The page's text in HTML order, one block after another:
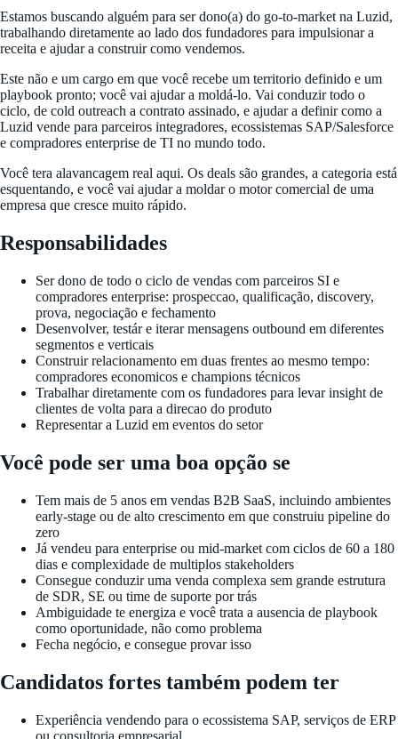
Estamos buscando alguém para ser dono(a) do go-to-market na Luzid,
trabalhando diretamente ao lado dos fundadores para impulsionar a
receita e ajudar a construir como vendemos.
Este não e um cargo em que você recebe um territorio definido e um
playbook pronto; você vai ajudar a moldá-lo. Vai conduzir todo o
ciclo, de cold outreach a contrato assinado, e ajudar a definir como a
Luzid vende para parceiros integradores, ecossistemas SAP/Salesforce
e compradores enterprise de TI no mundo todo.
Você tera alavancagem real aqui. Os deals são grandes, a categoria está
esquentando, e você vai ajudar a moldar o motor comercial de uma
empresa que cresce muito rápido.
Responsabilidades
Ser dono de todo o ciclo de vendas com parceiros SI e
compradores enterprise: prospeccao, qualificação, discovery,
prova, negociação e fechamento
Desenvolver, testár e iterar mensagens outbound em diferentes
segmentos e verticais
Construir relacionamento em duas frentes ao mesmo tempo:
compradores economicos e champions técnicos
Trabalhar diretamente com os fundadores para levar insight de
clientes de volta para a direcao do produto
Representar a Luzid em eventos do setor
Você pode ser uma boa opção se
Tem mais de 5 anos em vendas B2B SaaS, incluindo ambientes
early-stage ou de alto crescimento em que construiu pipeline do
zero
Já vendeu para enterprise ou mid-market com ciclos de 60 a 180
dias e complexidade de multiplos stakeholders
Consegue conduzir uma venda complexa sem grande estrutura
de SDR, SE ou time de suporte por trás
Ambiguidade te energiza e você trata a ausencia de playbook
como oportunidade, não como problema
Fecha negócio, e consegue provar isso
Candidatos fortes também podem ter
Experiência vendendo para o ecossistema SAP, serviços de ERP
ou consultoria empresarial